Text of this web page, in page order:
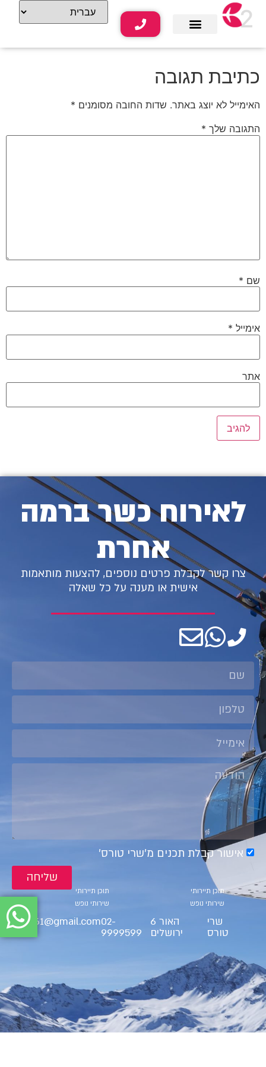
2
כתיבת תגובה
האימייל לא יוצג באתר. שדות החובה מסומנים *
התגובה שלך *
שם *
אימייל *
אתר
לאירוח כשר ברמה
אחרת
צרו קשר לקבלת פרטים נוספים, להצעות מותאמות
אישית או מענה על כל שאלה
אישור קבלת תכנים מ׳שרי טורס׳
שליחה
תוכן תיירותי
שירותי נופש
תוכן תיירותי
שירותי נופש
שרי
טורס
האור 6
ירושלים
02-
9999599
ct9561@gmail.com